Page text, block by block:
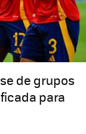
de grupos
para